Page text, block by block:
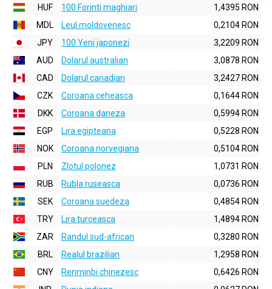
HUF
100 Forinti maghiari
1,4395 RON
MDL
Leul moldovenesc
0,2104 RON
JPY
100 Yeni japonezi
3,2209 RON
AUD
Dolarul australian
3,0878 RON
CAD
Dolarul canadian
3,2427 RON
CZK
Coroana ceheasca
0,1644 RON
DKK
Coroana daneza
0,5994 RON
EGP
Lira egipteana
0,5228 RON
NOK
Coroana norvegiana
0,5104 RON
PLN
Zlotul polonez
1,0731 RON
RUB
Rubla ruseasca
0,0736 RON
SEK
Coroana suedeza
0,4854 RON
TRY
Lira turceasca
1,4894 RON
ZAR
Randul sud-african
0,3280 RON
BRL
Realul brazilian
1,2958 RON
CNY
Renminbi chinezesc
0,6426 RON